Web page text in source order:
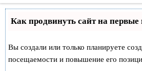
Как продвинуть сайт на первые
Вы создали или только планируете
посещаемости и повышение его